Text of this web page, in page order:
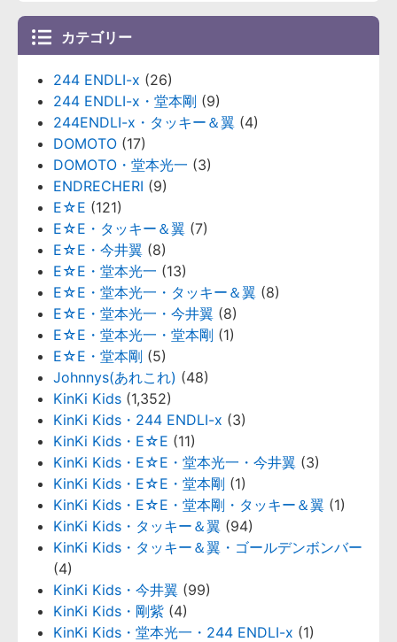
カテゴリー
244 ENDLI-x (26)
244 ENDLI-x・堂本剛 (9)
244ENDLI-x・タッキー＆翼 (4)
DOMOTO (17)
DOMOTO・堂本光一 (3)
ENDRECHERI (9)
E☆E (121)
E☆E・タッキー＆翼 (7)
E☆E・今井翼 (8)
E☆E・堂本光一 (13)
E☆E・堂本光一・タッキー＆翼 (8)
E☆E・堂本光一・今井翼 (8)
E☆E・堂本光一・堂本剛 (1)
E☆E・堂本剛 (5)
Johnnys(あれこれ) (48)
KinKi Kids (1,352)
KinKi Kids・244 ENDLI-x (3)
KinKi Kids・E☆E (11)
KinKi Kids・E☆E・堂本光一・今井翼 (3)
KinKi Kids・E☆E・堂本剛 (1)
KinKi Kids・E☆E・堂本剛・タッキー＆翼 (1)
KinKi Kids・タッキー＆翼 (94)
KinKi Kids・タッキー＆翼・ゴールデンボンバー
(4)
KinKi Kids・今井翼 (99)
KinKi Kids・剛紫 (4)
KinKi Kids・堂本光一・244 ENDLI-x (1)